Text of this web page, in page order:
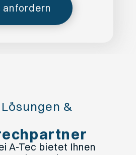
anfordern
&
A-Tec bietet Ihnen